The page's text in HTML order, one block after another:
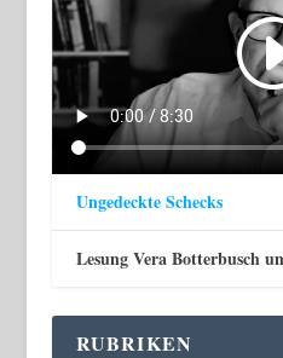
Ungedeckte Schecks
Lesung Vera Botterbusch
RUBRIKEN